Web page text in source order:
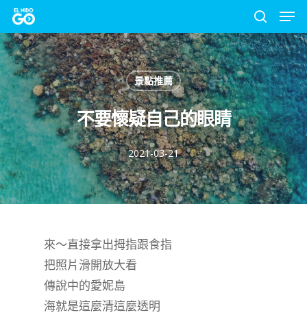
Skip
to
main
content
search
景點推薦
不要懷疑自己的眼睛
2021-03-21
來～直接拿出拇指跟食指
把照片滑開放大看
傳說中的愛妮島
海就是這麼清這麼透明
Close
Menu